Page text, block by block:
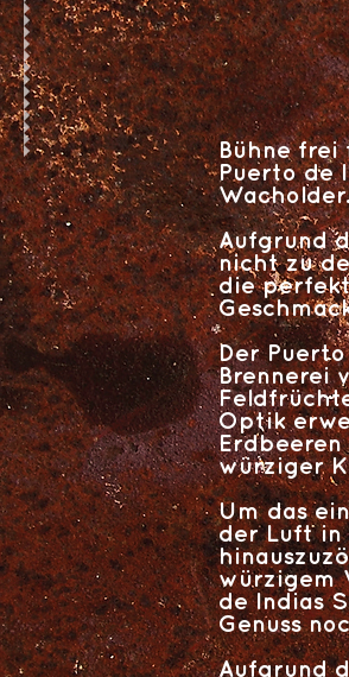
Bühne frei
Puerto de
Wacholder.
Aufgrund
nicht zu
die
Der
Brennerei
Optik
würziger
Um das
der Luft in
würzigem
de Indias
Genuss
Aufgrund